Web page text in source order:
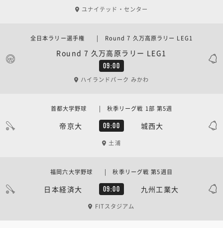
ユナイテッド・センター
09:00
Round 7 久万高原ラリー LEG1
全日本ラリー選手権 | Round 7 久万高原ラリー LEG1
ハイランドパーク みかわ
帝京大 09:00 城西大
首都大学野球 | 秋季リーグ戦 1部 第5週
土浦
日本経済大 09:00 九州工業大
福岡六大学野球 | 秋季リーグ戦 第5週目
FITスタジアム